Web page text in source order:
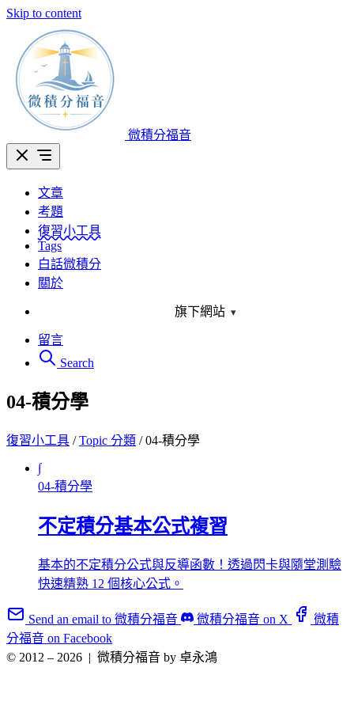
Skip to content
微積分福音
文章
考題
復習小工具
Tags
白話微積分
關於
旗下網站 ▾
留言
Search
04-積分學
復習小工具 /Topic 分類 /04-積分學
∫
04-積分學
不定積分基本公式複習
基本的不定積分公式與反導函數！透過閃卡與隨堂測驗
快速精熟 12 個核心公式。
Send an email to 微積分福音 微積分福音 on X
微積
分福音 on Facebook
© 2012 – 2026 | 微積分福音 by 卓永鴻